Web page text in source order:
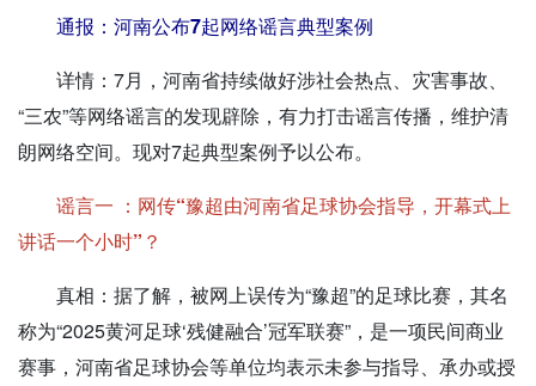
通报：河南公布7起网络谣言典型案例
详情： 7月，河南省持续做好涉社会热点、灾害事故、
“三农”等网络谣言的发现辟除，有力打击谣言传播，维护清
朗网络空间。现对7起典型案例予以公布。
谣言一 ：网传“豫超由河南省足球协会指导，开幕式上
讲话一个小时”？
真相： 据了解，被网上误传为“豫超”的足球比赛，其名
称为“2025黄河足球‘残健融合’冠军联赛”，是一项民间商业
赛事，河南省足球协会等单位均表示未参与指导、承办或授